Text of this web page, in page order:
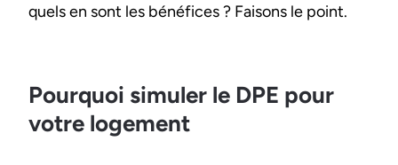
quels en sont les bénéfices ? Faisons le point.
Pourquoi simuler le DPE pour
votre logement